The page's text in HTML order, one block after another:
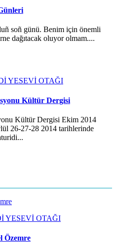
soñ günü. Benim için önemli
dağıtacak oluyor olmam....
YESEVİ OTAĞI
Kültür Dergisi
Kültür Dergisi Ekim 2014
26-27-28 2014 tarihlerinde
YESEVİ OTAĞI
Özemre